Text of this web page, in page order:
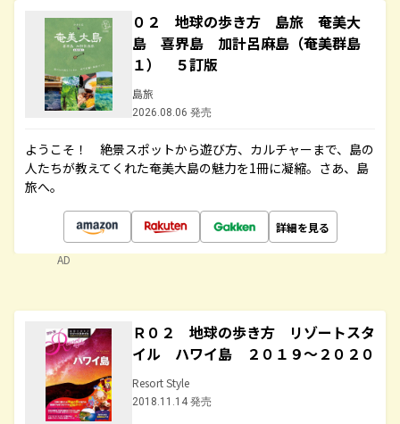
０２ 地球の歩き方 島旅 奄美大
島 喜界島 加計呂麻島（奄美群島
１） ５訂版
島旅
2026.08.06 発売
ようこそ！ 絶景スポットから遊び方、カルチャーまで、島の
人たちが教えてくれた奄美大島の魅力を1冊に凝縮。さあ、島
旅へ。
詳細を見る
AD
Ｒ０２ 地球の歩き方 リゾートスタ
イル ハワイ島 ２０１９～２０２０
Resort Style
2018.11.14 発売